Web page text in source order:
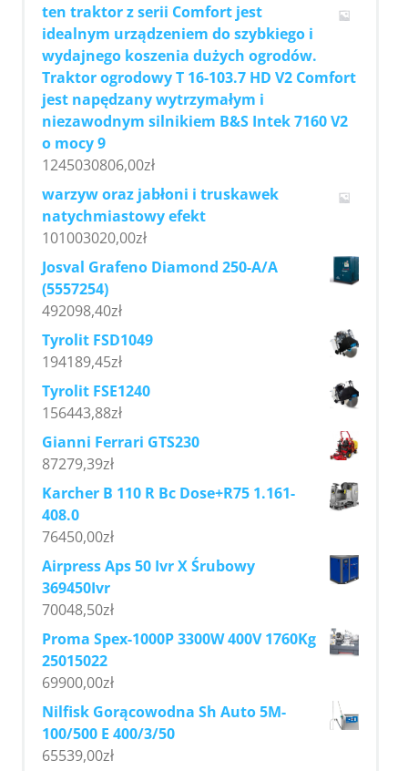
ten traktor z serii Comfort jest
idealnym urządzeniem do szybkiego i
wydajnego koszenia dużych ogrodów.
Traktor ogrodowy T 16-103.7 HD V2 Comfort
jest napędzany wytrzymałym i
niezawodnym silnikiem B&S Intek 7160 V2
o mocy 9
1245030806,00zł
warzyw oraz jabłoni i truskawek
natychmiastowy efekt
101003020,00zł
Josval Grafeno Diamond 250-A/A
(5557254)
492098,40zł
Tyrolit FSD1049
194189,45zł
Tyrolit FSE1240
156443,88zł
Gianni Ferrari GTS230
87279,39zł
Karcher B 110 R Bc Dose+R75 1.161-
408.0
76450,00zł
Airpress Aps 50 Ivr X Śrubowy
369450Ivr
70048,50zł
Proma Spex-1000P 3300W 400V 1760Kg
25015022
69900,00zł
Nilfisk Gorącowodna Sh Auto 5M-
100/500 E 400/3/50
65539,00zł